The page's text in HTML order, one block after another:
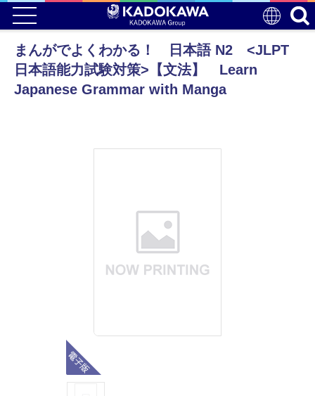
まんがでよくわかる！ 日本語 N2 <JLPT
日本語能力試験対策>【文法】 Learn
Japanese Grammar with Manga